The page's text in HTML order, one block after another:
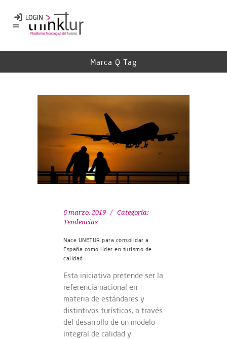
Marca Q Tag
6 marzo, 2019
Categoría:
Tendencias
Nace UNETUR para consolidar a
España como líder en turismo de
calidad
Esta iniciativa pretende ser la
referencia nacional en
materia de estándares y
distintivos turísticos, a través
del desarrollo de un modelo
integral de calidad y